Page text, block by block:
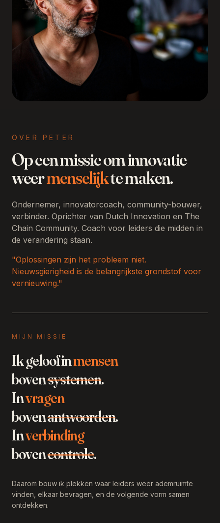
met richting.
BEGELEIDER
Mooi. Schrijf 'm op voor de volgende keer.
Vandaag voor het eerst bij The Chain. Zoveel
herkenning in de kring.
MARK EDITIE 12
Wacht maar tot editie 3, dan kantelt er iets.
JEROEN EDITIE 9
jij in stand wat eigenlijk weg mag?
met richting.
Mooi. Schrijf 'm op voor de volgende keer.
OVER PETER
Op een missie om innovatie
weermenselijkte maken.
Ondernemer, innovatorcoach, community-bouwer,
verbinder. Oprichter van Dutch Innovation en The
Chain Community. Coach voor leiders die midden in
de verandering staan.
"Oplossingen zijn het probleem niet.
Nieuwsgierigheid is de belangrijkste grondstof voor
vernieuwing."
MIJN MISSIE
Ik geloof inmensen
bovensystemen.
Invragen
bovenantwoorden.
Inverbinding
bovencontrole.
Daarom bouw ik plekken waar leiders weer ademruimte
vinden, elkaar bevragen, en de volgende vorm samen
ontdekken.